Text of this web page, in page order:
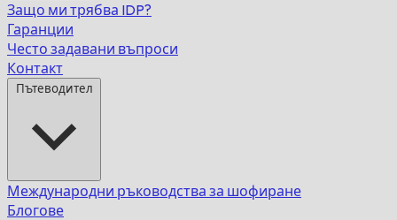
Защо ми трябва IDP?
Гаранции
Често задавани въпроси
Контакт
Пътеводител
Международни ръководства за шофиране
Блогове